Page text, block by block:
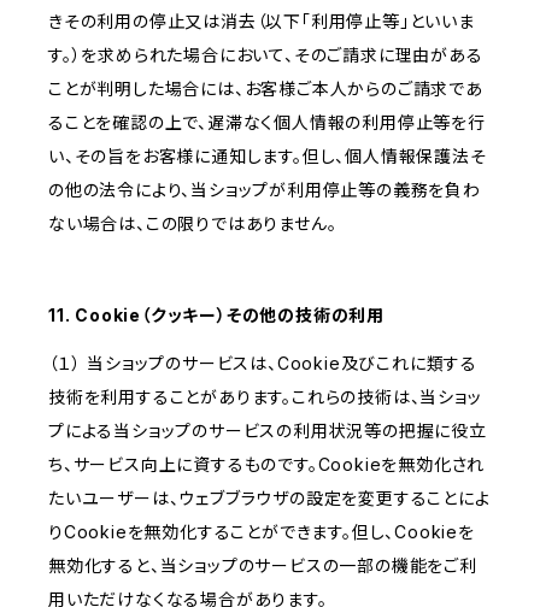
きその利用の停止又は消去（以下「利用停止等」といいま
す。）を求められた場合において、そのご請求に理由がある
ことが判明した場合には、お客様ご本人からのご請求であ
ることを確認の上で、遅滞なく個人情報の利用停止等を行
い、その旨をお客様に通知します。但し、個人情報保護法そ
の他の法令により、当ショップが利用停止等の義務を負わ
ない場合は、この限りではありません。
11. Cookie（クッキー）その他の技術の利用
（１） 当ショップのサービスは、Cookie及びこれに類する
技術を利用することがあります。これらの技術は、当ショッ
プによる当ショップのサービスの利用状況等の把握に役立
ち、サービス向上に資するものです。Cookieを無効化され
たいユーザーは、ウェブブラウザの設定を変更することによ
りCookieを無効化することができます。但し、Cookieを
無効化すると、当ショップのサービスの一部の機能をご利
用いただけなくなる場合があります。